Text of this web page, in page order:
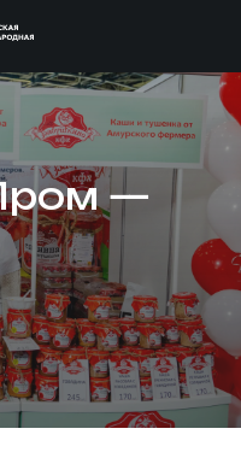
—